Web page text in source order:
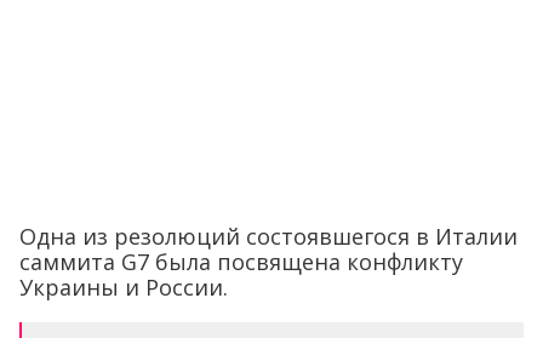
Одна из резолюций состоявшегося в Италии
саммита G7 была посвящена конфликту
Украины и России.